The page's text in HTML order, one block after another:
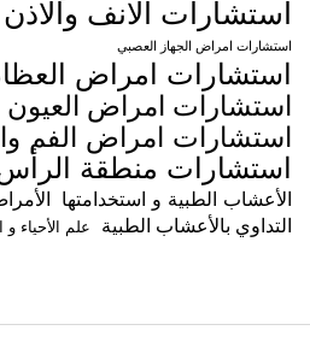
استشارات الانف
استشارات امراض الجهاز العصبي
استشارات امراض
استشارات امراض العيون
استشارات امراض الفم
استشارات منطقة
الأعشاب الطبية و استخدامتها
التداوي بالأعشاب الطبية علم الأحياء و